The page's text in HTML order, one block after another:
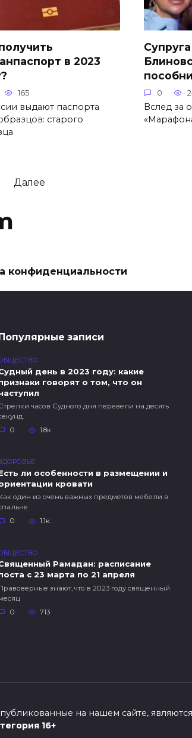
в 2023
165
выдают паспорта
старого
0
Вслед за
Далее
конфиденциальности
записи
день в 2023 году: какие
говорят о том, что он
часов Судного дня перевели на десять
0
1.8к.
ли особенности в размещении и
кровати
один из очень важных предметов мебели в
0
1.1к.
Рамадан: расписание
с 23 марта по 21 апреля
знают, что в 2023 году священный
0
713
на нашем сайте,
16+